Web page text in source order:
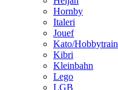
Hornby
Italeri
Jouef
Kato/Hobbytrain
Kibri
Kleinbahn
Lego
LGB